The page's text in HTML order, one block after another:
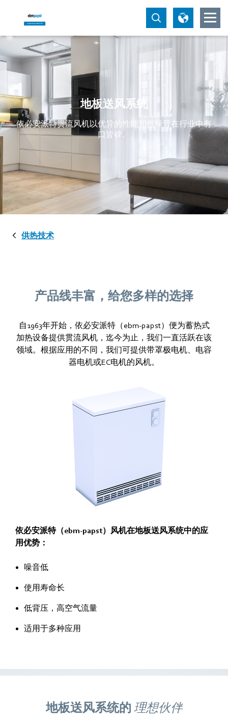
地板送风系统
依必安派特贯流风机以优异的性能和低噪音在行业中有
口皆碑。
供热技术
产品线丰富，给您多样的选择
自1963年开始，依必安派特（ebm‑papst）便为蓄热式
加热设备提供贯流风机，迄今为止，我们一直活跃在该
领域。根据应用的不同，我们可提供带罩极电机、电容
器电机或EC电机的风机。
依必安派特（ebm‑papst）风机在地板送风系统中的应
用优势：
噪音低
使用寿命长
低背压，高空气流量
适用于多种应用
地板送风系统的 理想伙伴